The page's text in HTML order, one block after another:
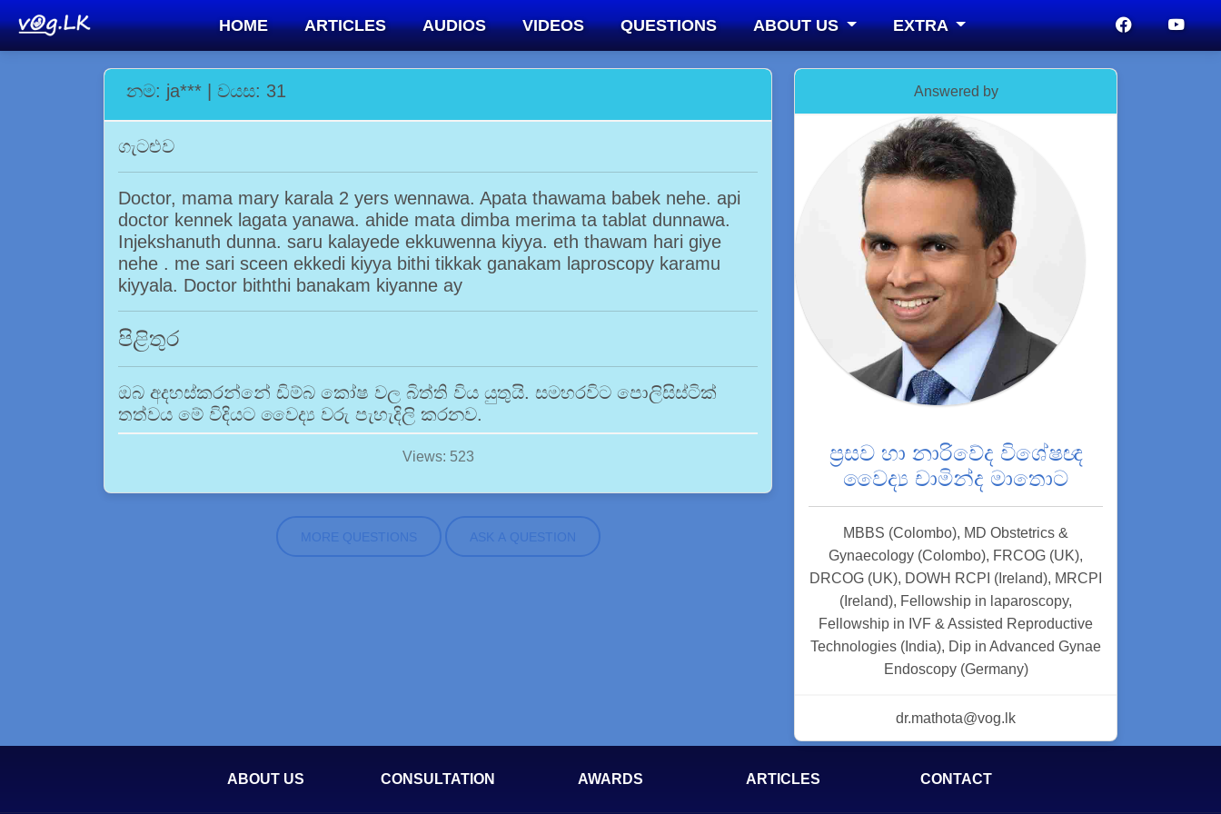
HOME ARTICLES AUDIOS VIDEOS QUESTIONS ABOUT US EXTRA
නම: ja*** | වයස: 31
ගැටළුව
Doctor, mama mary karala 2 yers wennawa. Apata thawama babek nehe. api
doctor kennek lagata yanawa. ahide mata dimba merima ta tablat dunnawa.
Injekshanuth dunna. saru kalayede ekkuwenna kiyya. eth thawam hari giye
nehe . me sari sceen ekkedi kiyya bithi tikkak ganakam laproscopy karamu
kiyyala. Doctor biththi banakam kiyanne ay
පිළිතුර
ඔබ අදහස්කරන්නේ ඩිම්බ කෝෂ වල බිත්ති විය යුතුයි. සමහරවිට පොලිසිස්ටික්
තත්වය මේ විදියට වෛද්‍ය වරු පැහැදිලි කරනව.
Views: 523
MORE QUESTIONS ASK A QUESTION
Answered by
ප්‍රසව හා නාරිවේද විශේෂඥ
වෛද්‍ය චාමින්ද මාතොට
MBBS (Colombo), MD Obstetrics &
Gynaecology (Colombo), FRCOG (UK),
DRCOG (UK), DOWH RCPI (Ireland), MRCPI
(Ireland), Fellowship in laparoscopy,
Fellowship in IVF & Assisted Reproductive
Technologies (India), Dip in Advanced Gynae
Endoscopy (Germany)
dr.mathota@vog.lk
ABOUT US CONSULTATION AWARDS ARTICLES CONTACT